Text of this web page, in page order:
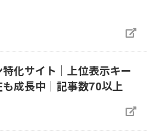
特化サイト│上位表示キー
成長中│記事数70以上